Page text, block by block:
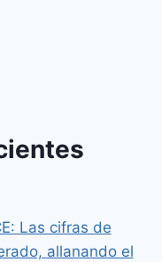
Las cifras de
allanando el